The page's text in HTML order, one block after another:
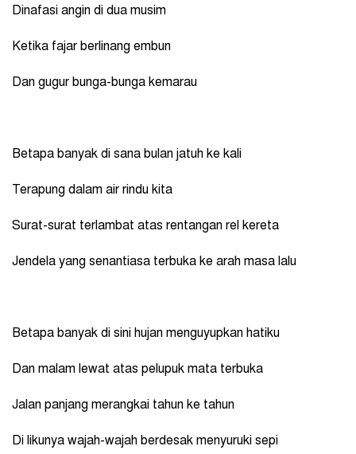
Dinafasi angin di dua musim
Ketika fajar berlinang embun
Dan gugur bunga-bunga kemarau
Betapa banyak di sana bulan jatuh ke kali
Terapung dalam air rindu kita
Surat-surat terlambat atas rentangan rel kereta
Jendela yang senantiasa terbuka ke arah masa lalu
Betapa banyak di sini hujan menguyupkan hatiku
Dan malam lewat atas pelupuk mata terbuka
Jalan panjang merangkai tahun ke tahun
Di likunya wajah-wajah berdesak menyuruki sepi